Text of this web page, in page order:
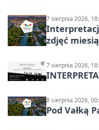
7 sierpnia 2026,
zdjęć
7 sierpnia 2026,
8 sierpnia 2026,
Pod Vałką